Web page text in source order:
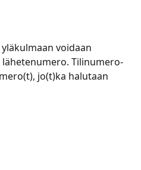
voidaan
Tilinumero-
jo(t)ka halutaan